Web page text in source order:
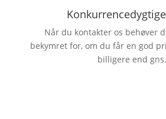
Når du kontakter os behøver
bekymret for, om du får en god
billigere end gns.